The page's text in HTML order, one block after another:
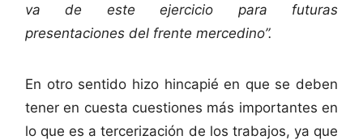
va de este ejercicio para futuras
presentaciones del frente mercedino”.
En otro sentido hizo hincapié en que se deben
tener en cuesta cuestiones más importantes en
lo que es a tercerización de los trabajos, ya que